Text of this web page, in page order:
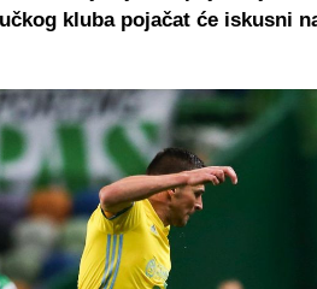
kluba pojačat će iskusni